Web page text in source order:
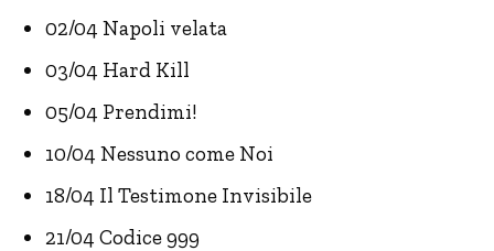
02/04 Napoli velata
03/04 Hard Kill
05/04 Prendimi!
10/04 Nessuno come Noi
18/04 Il Testimone Invisibile
21/04 Codice 999